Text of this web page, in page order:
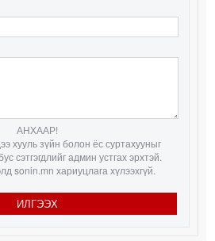
АНХААР!
хууль зүйн болон ёс суртахууныг
сэтгэгдлийг админ устгах эрхтэй.
sonin.mn хариуцлага хүлээхгүй.
ИЛГЭЭХ